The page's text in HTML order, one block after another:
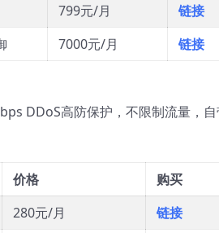
799元/月
链接
7000元/月 链接
DDoS高防保护，不限制流量，
价格
购买
280元/月
链接